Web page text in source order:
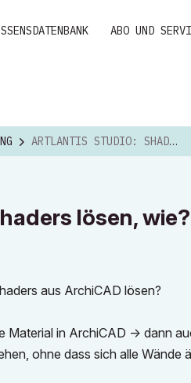
ABO UND
ARTLANTIS STUDIO: SHADERS LÖSEN, WIE?
lösen, wie?
aus ArchiCAD lösen?
Material in ArchiCAD -> dann
ohne dass sich alle Wände